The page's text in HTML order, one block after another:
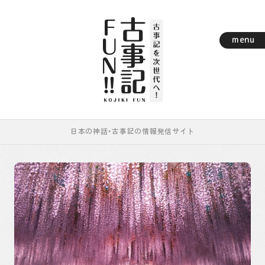
menu
レポート
古事記まめちしき
日本の神話・古事記の情報発信サイト